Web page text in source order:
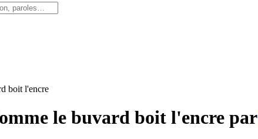
boit l'encre
le buvard boit l'encre par